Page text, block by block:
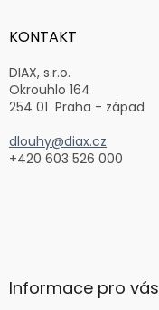
aKONTAKT
DIAX, s.r.o.
Okrouhlo 164
254 01 Praha - západ
dlouhy@diax.cz
+420 603 526 000
Informace pro vás